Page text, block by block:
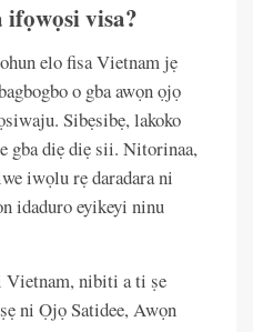
visa?
elo fisa Vietnam jẹ
o gba awọn ọjọ
Sibẹsibẹ, lakoko
gba diẹ diẹ sii. Nitorinaa,
iwọlu rẹ daradara ni
idaduro eyikeyi ninu
Vietnam, nibiti a ti ṣe
ni Ọjọ Satidee, Awọn